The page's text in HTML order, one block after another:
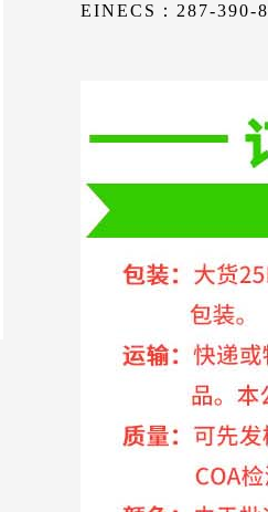
EINECS：287-390-8